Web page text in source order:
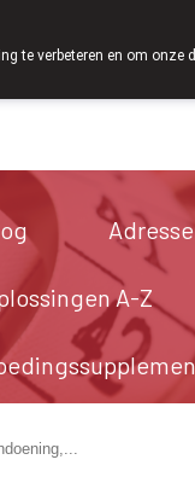
A-Z
te verbeteren en om